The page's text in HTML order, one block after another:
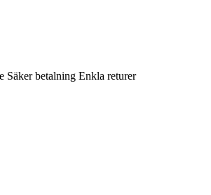
Säker betalning Enkla returer